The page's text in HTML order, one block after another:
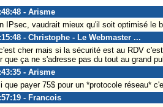
- Arisme
IPsec, vaudrait mieux qu'il soit optimisé le
- Christophe - Le Webmaster ...
cher mais si la sécurité est au RDV
que ça ne s'adresse pas du tout au grand
- Arisme
que payer 75$ pour un *protocole réseau*
- Francois